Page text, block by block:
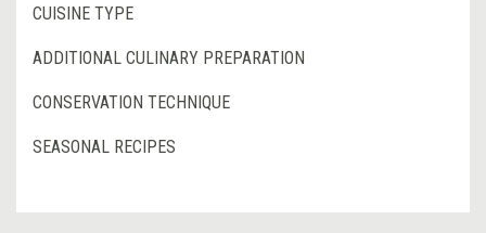
CUISINE TYPE
ADDITIONAL CULINARY PREPARATION
CONSERVATION TECHNIQUE
SEASONAL RECIPES